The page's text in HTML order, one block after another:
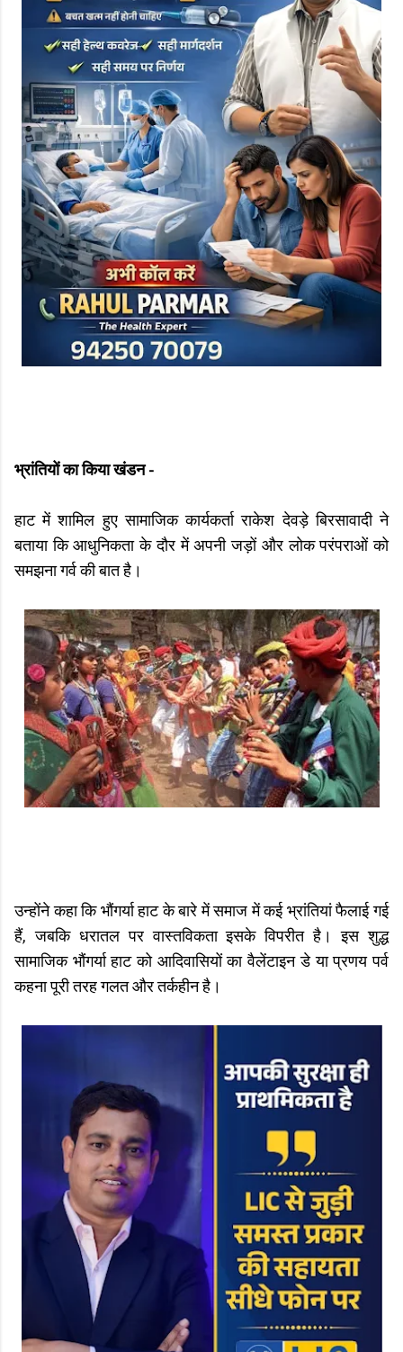
भ्रांतियों का किया खंडन -
हाट में शामिल हुए सामाजिक कार्यकर्ता राकेश देवड़े बिरसावादी ने
बताया कि आधुनिकता के दौर में अपनी जड़ों और लोक परंपराओं को
समझना गर्व की बात है।
उन्होंने कहा कि भौंगर्या हाट के बारे में समाज में कई भ्रांतियां फैलाई गई
हैं, जबकि धरातल पर वास्तविकता इसके विपरीत है। इस शुद्ध
सामाजिक भौंगर्या हाट को आदिवासियों का वैलेंटाइन डे या प्रणय पर्व
कहना पूरी तरह गलत और तर्कहीन है।